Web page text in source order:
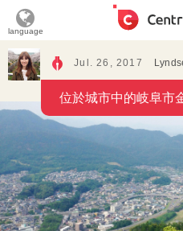
language
Jul. 26, 2017
位於城市中的岐阜市